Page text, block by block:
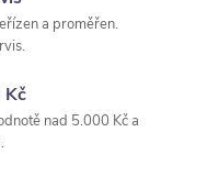
a proměřen.
Kč
nad 5.000 Kč a